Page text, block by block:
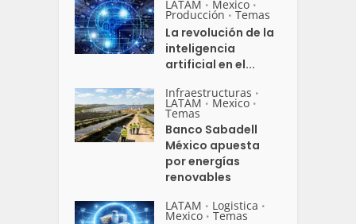
LATAM • Mexico •
Producción • Temas
La revolución de la
inteligencia
artificial en el...
Infraestructuras •
LATAM • Mexico •
Temas
Banco Sabadell
México apuesta
por energías
renovables
LATAM • Logistica •
Mexico • Temas